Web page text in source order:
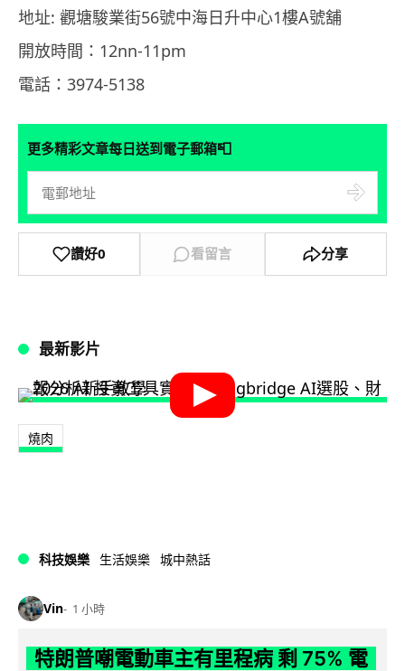
地址: 觀塘駿業街56號中海日升中心1樓A號舖
開放時間：12nn-11pm
電話：3974-5138
更多精彩文章每日送到電子郵箱📮
讚好0 看留言 分享
最新影片
燒肉
科技娛樂 生活娛樂 城中熱話
Vin 1 小時
特朗普嘲電動車主有里程病 剩 75% 電